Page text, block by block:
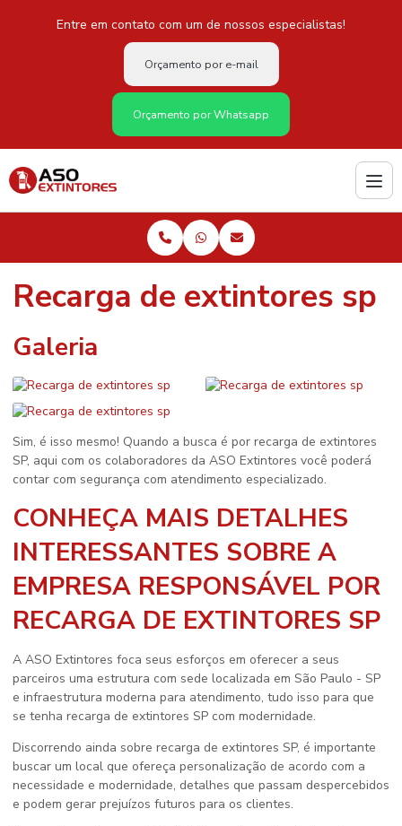
Entre em contato com um de nossos especialistas!
Orçamento por e-mail
Orçamento por Whatsapp
Recarga de extintores sp
Galeria
Sim, é isso mesmo! Quando a busca é por recarga de extintores
SP, aqui com os colaboradores da ASO Extintores você poderá
contar com segurança com atendimento especializado.
CONHEÇA MAIS DETALHES
INTERESSANTES SOBRE A
EMPRESA RESPONSÁVEL POR
RECARGA DE EXTINTORES SP
A ASO Extintores foca seus esforços em oferecer a seus
parceiros uma estrutura com sede localizada em São Paulo - SP
e infraestrutura moderna para atendimento, tudo isso para que
se tenha recarga de extintores SP com modernidade.
Discorrendo ainda sobre recarga de extintores SP, é importante
buscar um local que ofereça personalização de acordo com a
necessidade e modernidade, detalhes que passam despercebidos
e podem gerar prejuízos futuros para os clientes.